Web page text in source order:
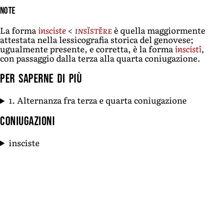
Note
La formainsciste < insĭstĕreè quella maggiormente
attestata nella lessicografia storica del genovese;
ugualmente presente, e corretta, è la formainscistî,
con passaggio dalla terza alla quarta coniugazione.
Per saperne di più
1. Alternanza fra terza e quarta coniugazione
Coniugazioni
insciste